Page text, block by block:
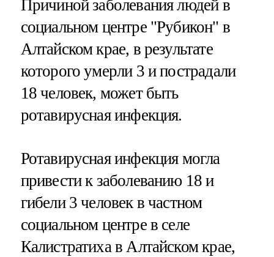
Причиной заболевания людей в
социальном центре "Рубикон" в
Алтайском крае, в результате
которого умерли 3 и пострадали
18 человек, может быть
ротавирусная инфекция.
Ротавирусная инфекция могла
привести к заболеванию 18 и
гибели 3 человек в частном
социальном центре в селе
Калистратиха в Алтайском крае,